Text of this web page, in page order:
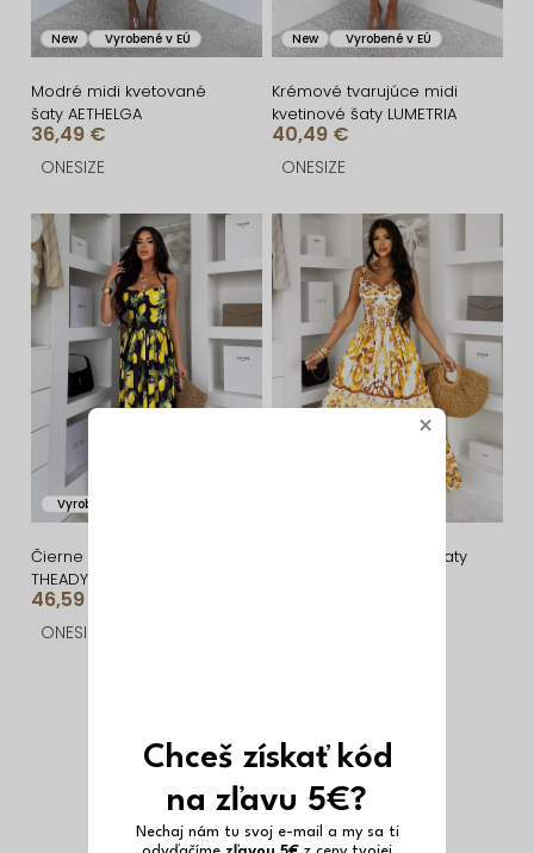
u
k
t
o
v
o
d
u
k
o
v
New Vyrobené v EÚ
Modré midi kvetované
šaty AETHELGA
36,49 €
ONESIZE
New Vyrobené v EÚ
Krémové tvarujúce midi
kvetinové šaty LUMETRIA
40,49 €
ONESIZE
Vyrobené v EÚ
Čierne letné dlhé šaty
THEADY s citrónmi
46,59 €
ONESIZE
Žlté vzorované letné šaty
×
Chceš získať kód
na zľavu 5€?
Nechaj nám tu svoj e-mail a my sa ti